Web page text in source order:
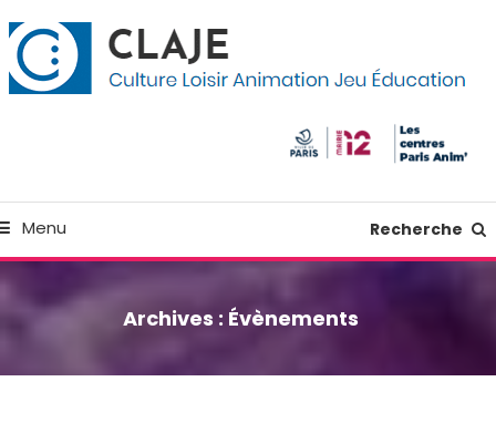
Menu Recherche
Archives : Évènements